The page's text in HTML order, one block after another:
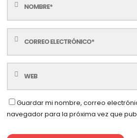
Guardar mi nombre, correo
navegador para la próxima vez que